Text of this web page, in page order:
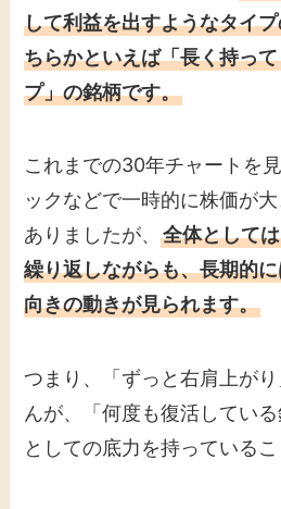
して利益を出すようなタイ
ちらかといえば「長く持っ
プ」の銘柄です。
これまでの30年チャートを
ックなどで一時的に株価が
ありましたが、全体として
繰り返しながらも、長期的
向きの動きが見られます。
つまり、「ずっと右肩上が
んが、「何度も復活してい
としての底力を持っているこ